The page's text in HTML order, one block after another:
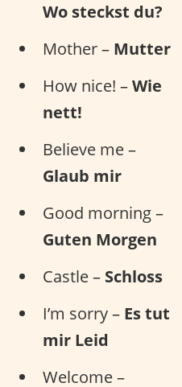
Wo steckst du?
Mother – Mutter
How nice! –Wie
nett!
Believe me –
Glaub mir
Good morning –
Guten Morgen
Castle – Schloss
I’m sorry – Es tut
mir Leid
Welcome –